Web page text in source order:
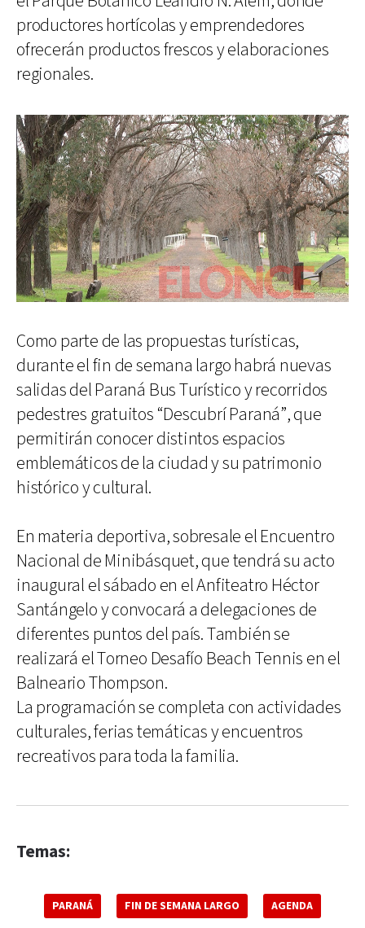
productores hortícolas y emprendedores
ofrecerán productos frescos y elaboraciones
regionales.
Como parte de las propuestas turísticas,
durante el fin de semana largo habrá nuevas
salidas del Paraná Bus Turístico y recorridos
pedestres gratuitos “Descubrí Paraná”, que
permitirán conocer distintos espacios
emblemáticos de la ciudad y su patrimonio
histórico y cultural.
En materia deportiva, sobresale el Encuentro
Nacional de Minibásquet, que tendrá su acto
inaugural el sábado en el Anfiteatro Héctor
Santángelo y convocará a delegaciones de
diferentes puntos del país. También se
realizará el Torneo Desafío Beach Tennis en el
Balneario Thompson.
La programación se completa con actividades
culturales, ferias temáticas y encuentros
recreativos para toda la familia.
Temas:
PARANÁ FIN DE SEMANA LARGO AGENDA